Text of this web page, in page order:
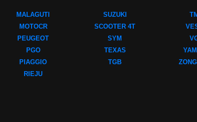
MALAGUTI
MOTOCR
PEUGEOT
PGO
PIAGGIO
RIEJU
SUZUKI
SCOOTER 4T
SYM
TEXAS
TGB